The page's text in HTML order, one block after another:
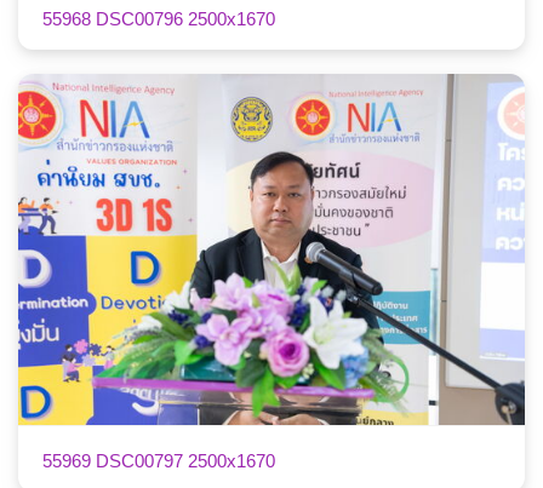
55968 DSC00796 2500x1670
55969 DSC00797 2500x1670